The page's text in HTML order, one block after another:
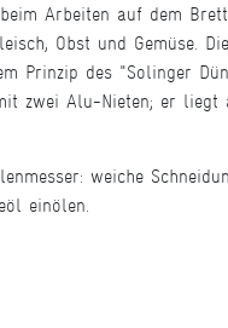
Arbeiten auf dem
Obst und Gemüse.
Prinzip des "Solinger
zwei Alu-Nieten; er
weiche
einölen.